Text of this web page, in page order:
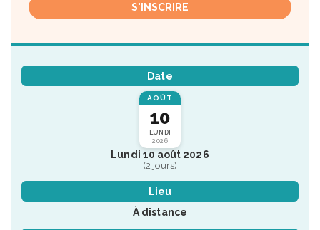
S'INSCRIRE
Date
AOÛT
10
LUNDI
2026
Lundi 10 août 2026
(2 jours)
Lieu
À distance